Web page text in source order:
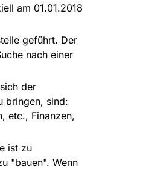
am 01.01.2018
geführt. Der
nach einer
der
bringen, sind:
etc., Finanzen,
ist zu
"bauen". Wenn